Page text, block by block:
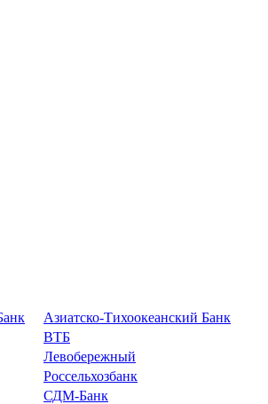
Азиатско-Тихоокеанский Банк
ВТБ
Левобережный
Россельхозбанк
СДМ-Банк